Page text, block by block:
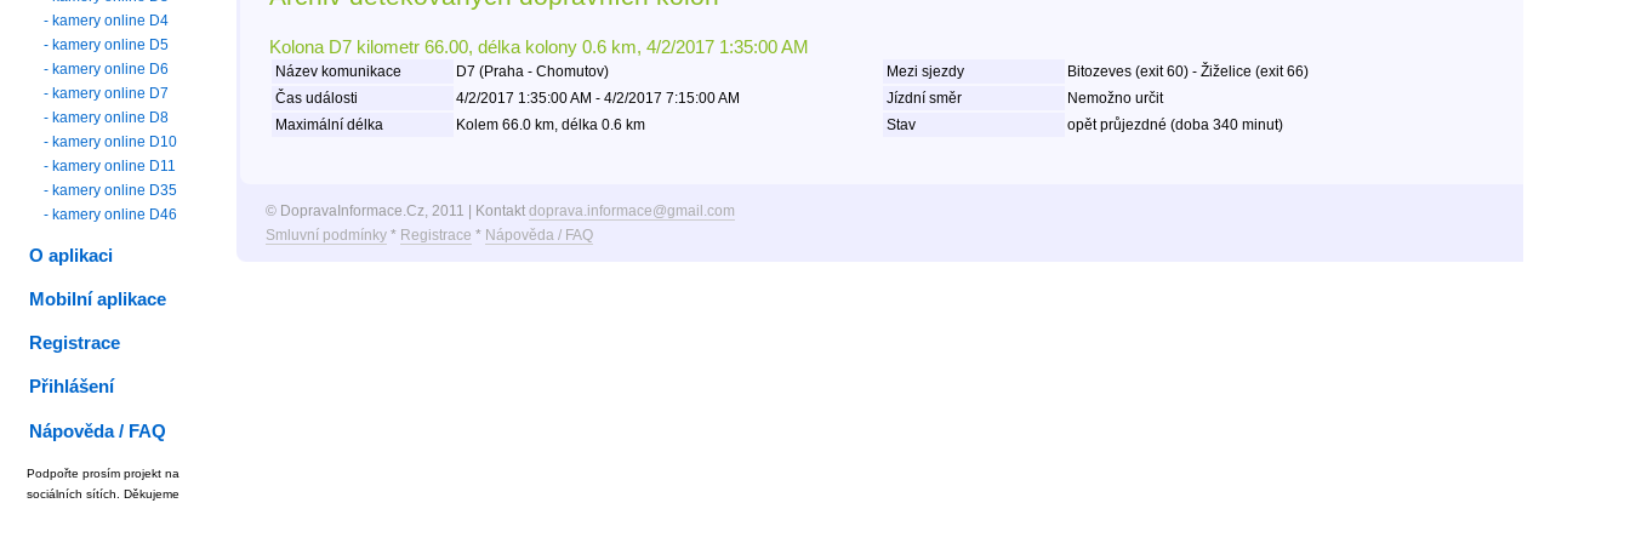
Kolona D7 kilometr 66.00, délka kolony 0.6 km, 4/2/2017 1:35:00 AM
Název komunikace D7 (Praha - Chomutov) Mezi sjezdy
Bitozeves (exit 60) - Žiželice (exit 66)
Čas události
4/2/2017 1:35:00 AM - 4/2/2017 7:15:00 AM Jízdní směr
Nemožno určit
Maximální délka
Kolem 66.0 km, délka 0.6 km Stav opět průjezdné (doba 340 minut)
© DopravaInformace.Cz, 2011 | Kontakt doprava.informace@gmail.com
Smluvní podmínky* Registrace * Nápověda / FAQ
- kamery online D4
- kamery online D5
- kamery online D6
- kamery online D7
- kamery online D8
- kamery online D10
- kamery online D11
- kamery online D35
- kamery online D46
O aplikaci
Mobilní aplikace
Registrace
Přihlášení
Nápověda / FAQ
Podpořte prosím projekt na
sociálních sítích. Děkujeme